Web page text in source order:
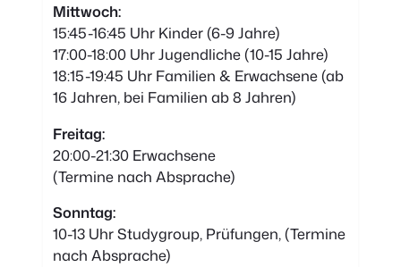
Mittwoch:
15:45-16:45 Uhr Kinder (6-9 Jahre)
17:00-18:00 Uhr Jugendliche (10-15 Jahre)
18:15-19:45 Uhr Familien & Erwachsene (ab
16 Jahren, bei Familien ab 8 Jahren)
Freitag:
20:00-21:30 Erwachsene
(Termine nach Absprache)
Sonntag:
10-13 Uhr Studygroup, Prüfungen, (Termine
nach Absprache)